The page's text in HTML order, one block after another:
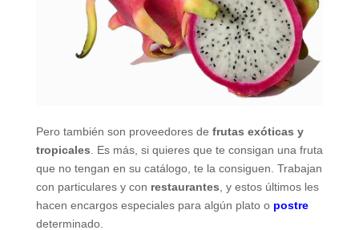
Pero también son proveedores de frutas exóticas y
tropicales. Es más, si quieres que te consigan una fruta
que no tengan en su catálogo, te la consiguen. Trabajan
con particulares y con restaurantes, y estos últimos les
hacen encargos especiales para algún plato o postre
determinado.